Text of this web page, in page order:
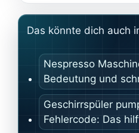
Das könnte dich auch
Nespresso
Bedeutung und
Geschirrspüler
Fehlercode: Das